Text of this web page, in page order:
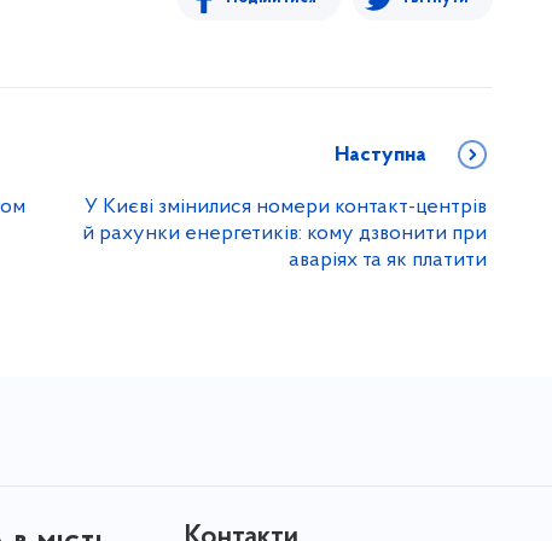
Наступна
У Києві змінилися номери контакт-центрів
й рахунки енергетиків: кому дзвонити при
аваріях та як платити